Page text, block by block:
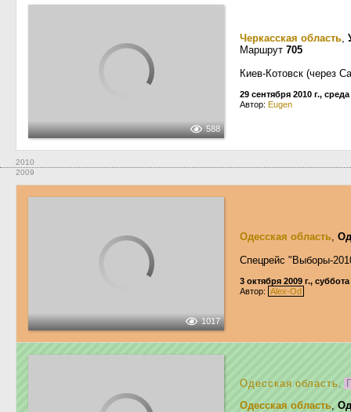
588
Черкасская область,
Маршрут 705
Киев-Котовск (через
29 сентября 2010 г., среда
Автор: Eugen
2010
2009
1017
Одесская область,
Спецрейс "Выборы-
3 октября 2009 г., суббота
Автор: Alex-Od
Одесская область,
Одесская область,